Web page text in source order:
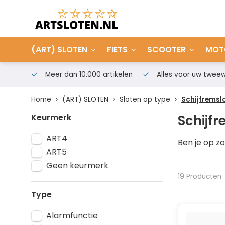
(ART) SLOTEN FIETS SCOOTER
Meer dan 10.000 artikelen Alles voor uw
Home (ART) SLOTEN Sloten op type
Keurmerk
ART4
ART5
Geen keurmerk
Type
Alarmfunctie
Ben je op
namelijk
PRO-
19 Producten